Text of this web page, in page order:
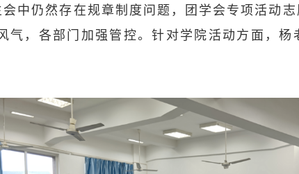
中仍然存在规章制度问题，团学会专项活动
气，各部门加强管控。针对学院活动方面，